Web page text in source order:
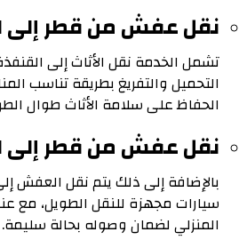
نقل عفش من قطر إلى
تشمل الخدمة نقل الأثاث إلى
التحميل والتفريغ بطريقة تناسب
الحفاظ على سلامة الأثاث طوال
نقل عفش من قطر إلى
بالإضافة إلى ذلك يتم نقل العفش
سيارات مجهزة للنقل الطويل، مع
المنزلي لضمان وصوله بحالة سليمة.